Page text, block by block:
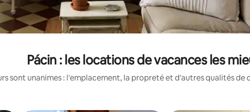
Pácin : les locations de vacances les
sont unanimes : l'emplacement, la propreté et d'autres qualités de